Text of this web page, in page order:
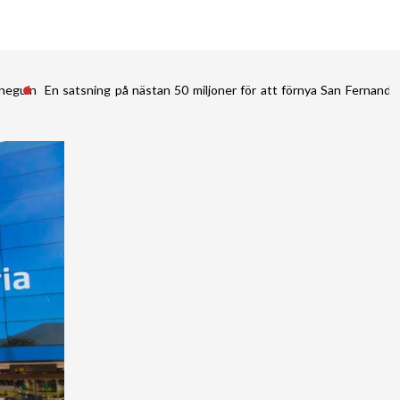
En satsning på nästan 50 miljoner för att förnya San